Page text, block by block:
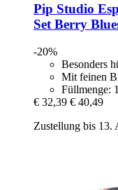
Pip Studio
Set Berry
-20%
Besonders
Mit feinen
Füllmenge:
€ 32,39 € 40,49
Zustellung bis 13.